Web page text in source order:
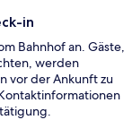
in
Bahnhof an. Gäste,
werden
vor der Ankunft zu